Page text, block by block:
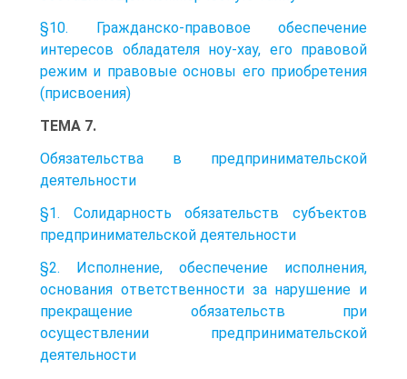
§10. Гражданско-правовое обеспечение
интересов обладателя ноу-хау, его правовой
режим и правовые основы его приобретения
(присвоения)
ТЕМА 7.
Обязательства в предпринимательской
деятельности
§1. Солидарность обязательств субъектов
предпринимательской деятельности
§2. Исполнение, обеспечение исполнения,
основания ответственности за нарушение и
прекращение обязательств при
осуществлении предпринимательской
деятельности